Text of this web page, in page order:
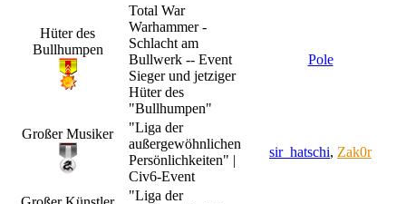
Hüter des
Bullhumpen
Total War
Warhammer -
Schlacht am
Bullwerk -- Event
Sieger und jetziger
Hüter des
"Bullhumpen"
Pole
Großer Musiker
"Liga der
außergewöhnlichen
Persönlichkeiten" |
Civ6-Event
sir_hatschi, Zak0r
"Liga der